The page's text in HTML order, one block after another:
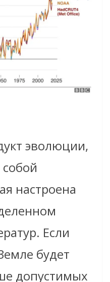
эволюции,
настроена
Если
будет
допустимых